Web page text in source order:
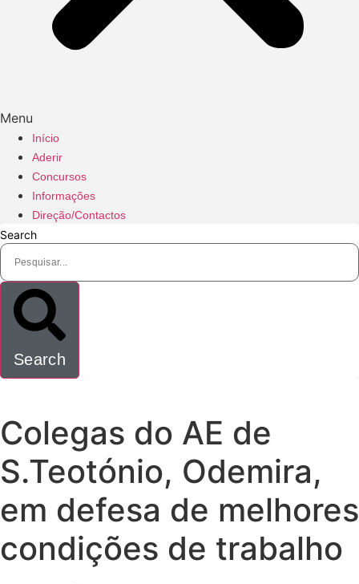
Menu
Início
Aderir
Concursos
Informações
Direção/Contactos
Search
Search
Colegas do AE de
S.Teotónio, Odemira,
em defesa de melhores
condições de trabalho